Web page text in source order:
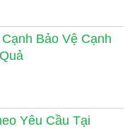
Bảo Vệ Cạnh
Yêu Cầu Tại